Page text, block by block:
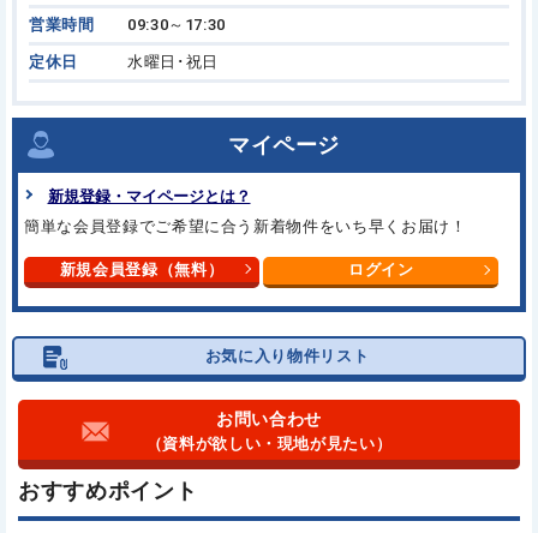
営業時間 09:30～17:30
定休日 水曜日･祝日
マイページ
新規登録・マイページとは？
簡単な会員登録でご希望に合う 新着物件をいち早くお届け！
新規会員登録（無料） ログイン
お気に入り物件リスト
お問い合わせ
（資料が欲しい・現地が見たい）
おすすめポイント